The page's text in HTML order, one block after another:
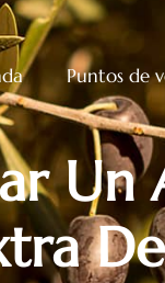
Puntos de
Un